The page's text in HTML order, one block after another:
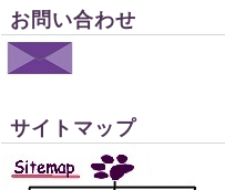
お問い合わせ
サイトマップ